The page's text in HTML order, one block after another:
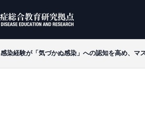
感染経験が「気づかぬ感染」への認知を高め、